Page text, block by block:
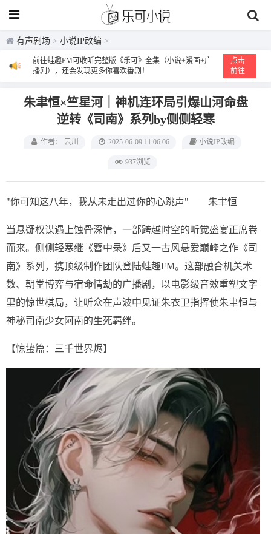
有声剧场 > 小说IP改编 >
前往蛙趣FM可收听完整版《乐可》全集（小说+漫画+广
播剧），还会发现更多你喜欢番剧！
点击
前往
朱聿恒×竺星河｜神机连环局引爆山河命盘
逆转《司南》系列by侧侧轻寒
作者： 云川 2025-06-09 11:06:06 小说IP改编
937浏览
"你可知这八年，我从未走出过你的心跳声"——朱聿恒
当悬疑权谋遇上蚀骨深情，一部跨越时空的听觉盛宴正席卷
而来。侧侧轻寒继《簪中录》后又一古风悬爱巅峰之作《司
南》系列，携顶级制作团队登陆蛙趣FM。这部融合机关术
数、朝堂博弈与宿命情劫的广播剧，以电影级音效重塑文字
里的惊世棋局，让听众在声波中见证朱衣卫指挥使朱聿恒与
神秘司南少女阿南的生死羁绊。
【惊蛰篇：三千世界烬】